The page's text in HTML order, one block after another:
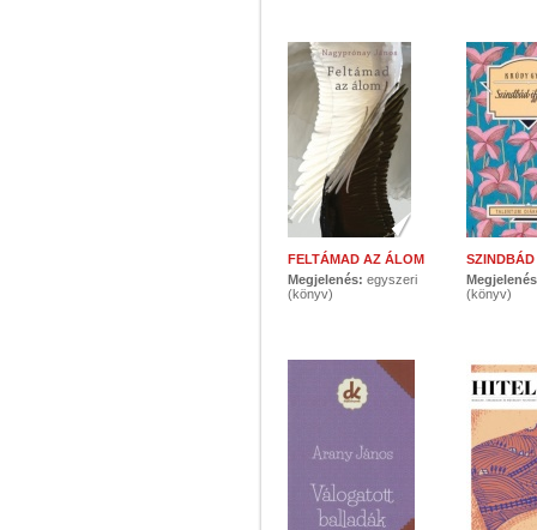
FELTÁMAD AZ ÁLOM
Megjelenés: egyszeri
(könyv)
(könyv)